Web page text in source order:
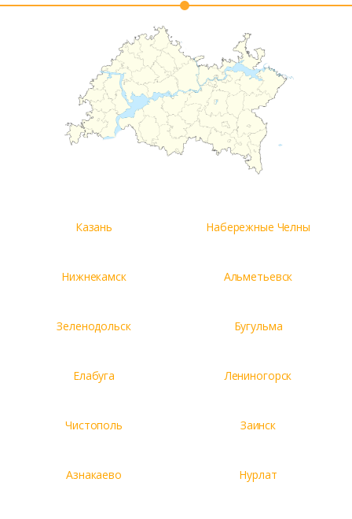
Казань Набережные Челны
Нижнекамск Альметьевск
Зеленодольск Бугульма
Елабуга Лениногорск
Чистополь Заинск
Азнакаево Нурлат